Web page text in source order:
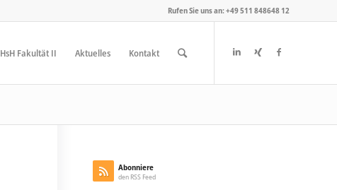
Rufen Sie uns an: +49 511 848648 12
HsH Fakultät II Aktuelles Kontakt
Abonniere
den RSS Feed